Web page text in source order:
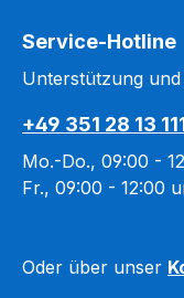
Service-Hotline
Unterstützung
+49 351 28 13
Mo.-Do., 09:00 -
Fr., 09:00 - 12:00
Oder über unser